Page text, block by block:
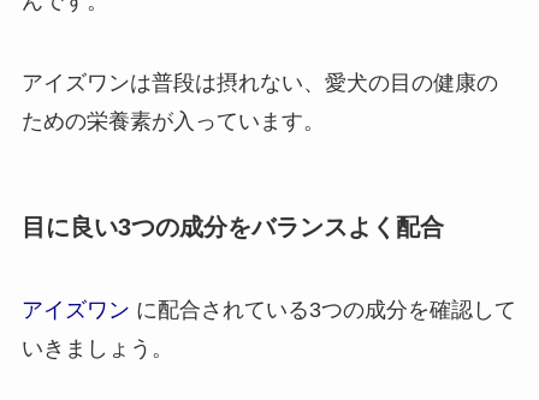
アイズワンは普段は摂れない、愛犬の目の健康の
ための栄養素が入っています。
目に良い3つの成分をバランスよく配合
アイズワン に配合されている3つの成分を確認して
いきましょう。